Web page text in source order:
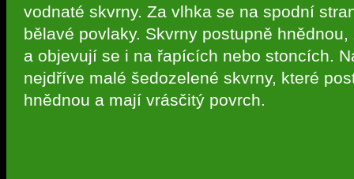
vodnaté skvrny. Za vlhka se na spodní
bělavé povlaky. Skvrny postupně
a objevují se i na řapících nebo stoncích.
nejdříve malé šedozelené skvrny, které
hnědnou a mají vrásčitý povrch.